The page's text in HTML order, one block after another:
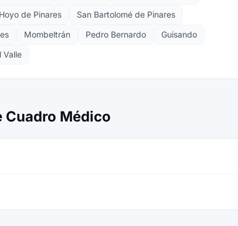
de Pinares
San Bartolomé de Pinares
Mombeltrán Pedro Bernardo
Guisando
Valle
Cuadro Médico